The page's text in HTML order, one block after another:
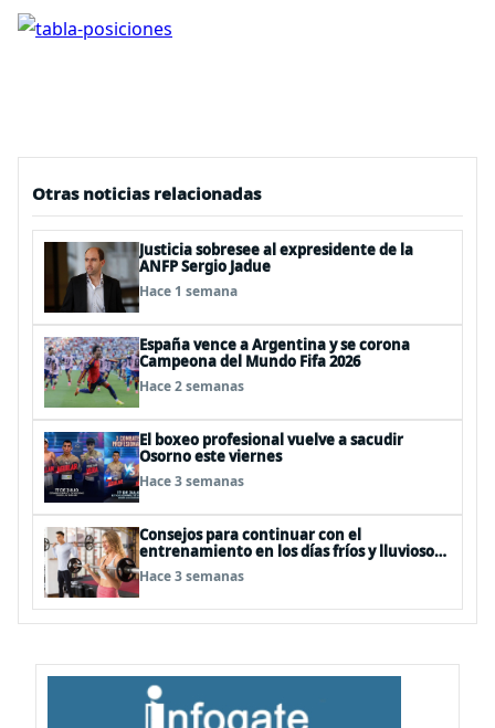
Otras noticias relacionadas
Justicia sobresee al expresidente de la
ANFP Sergio Jadue
Hace 1 semana
España vence a Argentina y se corona
Campeona del Mundo Fifa 2026
Hace 2 semanas
El boxeo profesional vuelve a sacudir
Osorno este viernes
Hace 3 semanas
Consejos para continuar con el
entrenamiento en los días fríos y lluviosos
de invierno
Hace 3 semanas